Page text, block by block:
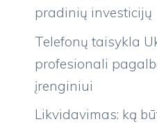
pradinių investicijų
Telefonų taisykla
profesionali
įrenginiui
Likvidavimas: ką